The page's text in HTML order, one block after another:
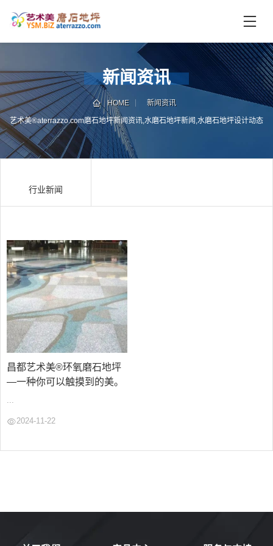
页
分
类
联
系
我
们
电
话
咨
询
新闻资讯
HOME 新闻资讯
艺术美®aterrazzo.com磨石地坪新闻资讯,水磨石地坪新闻,水磨石地坪设计动态
行业新闻
昌都艺术美®环氧磨石地坪
—一种你可以触摸到的美。
...
2024-11-22